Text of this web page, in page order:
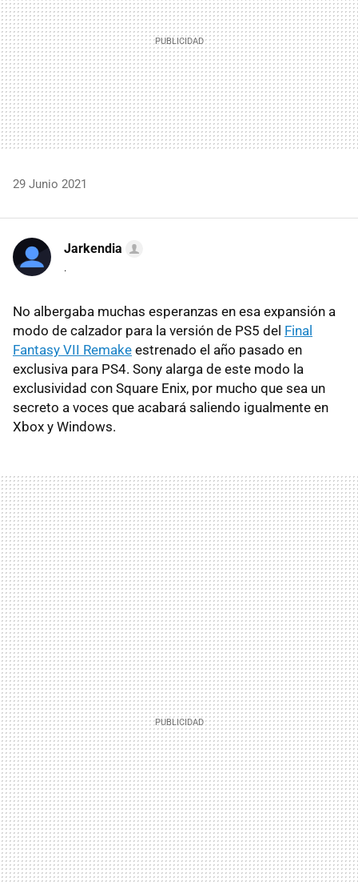
29 Junio 2021
Jarkendia
.
No albergaba muchas esperanzas en esa expansión a
modo de calzador para la versión de PS5 del Final
Fantasy VII Remake estrenado el año pasado en
exclusiva para PS4. Sony alarga de este modo la
exclusividad con Square Enix, por mucho que sea un
secreto a voces que acabará saliendo igualmente en
Xbox y Windows.